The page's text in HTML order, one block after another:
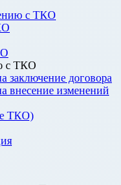
с ТКО
с ТКО
заключение договора
внесение изменений
ТКО)